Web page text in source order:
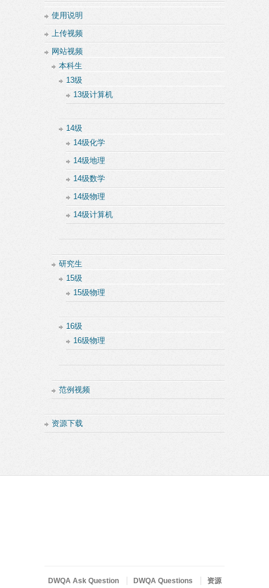
使用说明
上传视频
网站视频
本科生
13级
13级计算机
14级
14级化学
14级地理
14级数学
14级物理
14级计算机
研究生
15级
15级物理
16级
16级物理
范例视频
资源下载
DWQA Ask Question DWQA Questions 资源